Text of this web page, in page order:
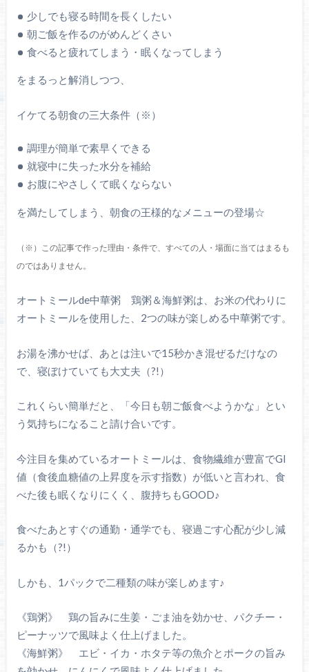
少しでも寝る時間を長くしたい
朝ご飯を作るのがめんどくさい
食べると疲れてしまう・眠くなってしまう
をまるっと解消しつつ、
イケてる朝食の三大条件（※）
調理が簡単で素早くできる
就寝中に失った水分を補給
お腹にやさしくて眠くならない
を満たしてしまう、朝食の王様的なメニューの登場☆
（※）この記事で作った理由・条件で、すべての人・場面に当てはまるも
のではありません。
オートミールde中華粥 鶏粥＆海鮮粥は、お米の代わりに
オートミールを使用した、2つの味が楽しめる中華粥です。
お湯を沸かせば、あとは注いで15秒かき混ぜるだけなの
で、寝ぼけていても大丈夫（?!）
これくらい簡単だと、「今日も朝ご飯食べようかな」とい
う気持ちになること請け合いです。
今注目を集めているオートミールは、食物繊維が豊富でGI
値（食後血糖値の上昇度を示す指数）が低いと言われ、食
べた後も眠くなりにくく、腹持ちもGOOD♪
食べたあとすぐの通勤・通学でも、寝過ごす心配が少し減
るかも（?!）
しかも、1パックで二種類の味が楽しめます♪
《鶏粥》 鶏の旨みに生姜・ごま油を効かせ、パクチー・
ピーナッツで風味よく仕上げました。
《海鮮粥》 エビ・イカ・ホタテ等の魚介とポークの旨み